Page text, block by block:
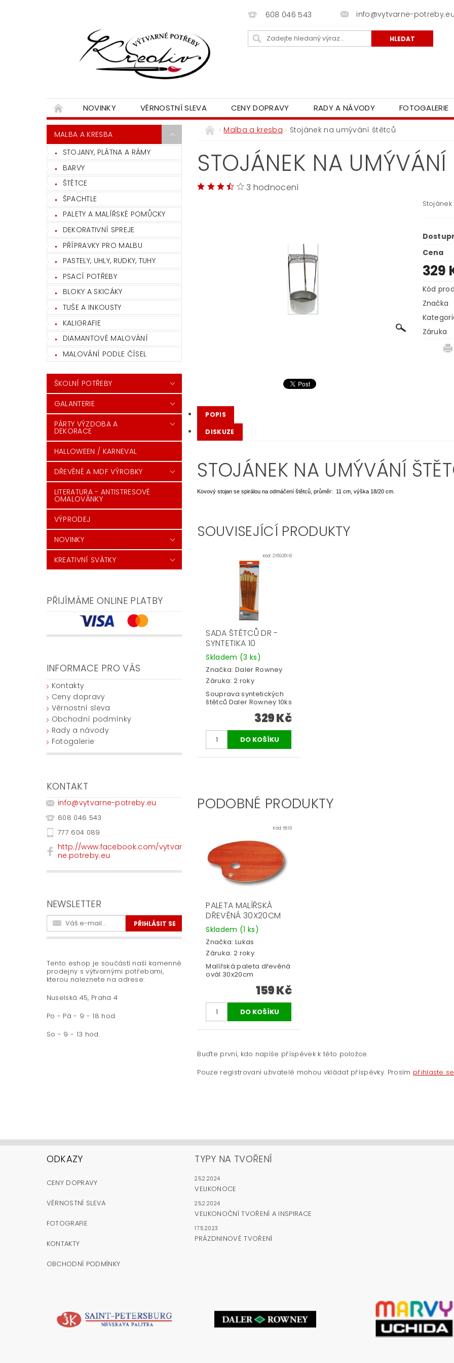
608 046 543 info@vytvarne-
NOVINKY VĚRNOSTNÍ SLEVA CENY DOPRAVY RADY A NÁVODY FOTOGALERIE
MALBA A KRESBA
STOJANY, PLÁTNA A RÁMY
BARVY
ŠTĚTCE
ŠPACHTLE
PALETY A MALÍŘSKÉ POMŮCKY
DEKORATIVNÍ SPREJE
PŘÍPRAVKY PRO MALBU
PASTELY, UHLY, RUDKY, TUHY
PSACÍ POTŘEBY
BLOKY A SKICÁKY
TUŠE A INKOUSTY
KALIGRAFIE
DIAMANTOVÉ MALOVÁNÍ
MALOVÁNÍ PODLE ČÍSEL
ŠKOLNÍ POTŘEBY
GALANTERIE
PÁRTY VÝZDOBA A
DEKORACE
HALLOWEEN / KARNEVAL
DŘEVĚNÉ A MDF VÝROBKY
LITERATURA - ANTISTRESOVÉ
OMALOVÁNKY
VÝPRODEJ
NOVINKY
KREATIVNÍ SVÁTKY
PŘIJÍMÁME ONLINE PLATBY
INFORMACE PRO VÁS
Kontakty
Ceny dopravy
Věrnostní sleva
Obchodní podmínky
Rady a návody
Fotogalerie
KONTAKT
info@vytvarne-potreby.eu
608 046 543
777 604 089
http://www.facebook.com/vytvar
ne.potreby.eu
NEWSLETTER
Tento eshop je součástí naší kamenné
prodejny s výtvarnými potřebami,
kterou naleznete na adrese:
Nuselská 45, Praha 4
Po - Pá - 9 - 18 hod.
So - 9 - 13 hod.
Malba a kresba Stojánek na umývání štětců
STOJÁNEK NA UMÝVÁNÍ
3 hodnocení
Cena
329
Kód
Značka
Záruka
POPIS
DISKUZE
STOJÁNEK NA UMÝVÁNÍ
Kovový stojan se spirálou na odmáčení štětců, průměr: 11 cm, výška 18/20 cm.
SOUVISEJÍCÍ PRODUKTY
Kód:216920110
SADA ŠTĚTCŮ DR -
SYNTETIKA 10
Skladem (3 ks)
Značka: Daler Rowney
Záruka: 2 roky
Souprava syntetických
štětců Daler Rowney 10ks
329 Kč
PODOBNÉ PRODUKTY
Kód:5519
PALETA MALÍŘSKÁ
DŘEVĚNÁ 30X20CM
Skladem (1 ks)
Značka: Lukas
Záruka: 2 roky
Malířská paleta dřevěná
ovál 30x20cm
159 Kč
Buďte první, kdo napíše příspěvek k této položce.
Pouze registrovaní uživatelé mohou vkládat příspěvky. Prosím přihlaste se
ODKAZY
CENY DOPRAVY
VĚRNOSTNÍ SLEVA
FOTOGRAFIE
KONTAKTY
OBCHODNÍ PODMÍNKY
TYPY NA TVOŘENÍ
25.2.2024
VELIKONOCE
25.2.2024
VELIKONOČNÍ TVOŘENÍ A INSPIRACE
17.5.2023
PRÁZDNINOVÉ TVOŘENÍ